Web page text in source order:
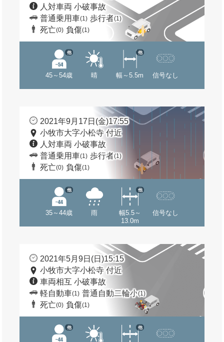
人対車両 小破事故
普通乗用車(1) 歩行者(1)
死亡(0) 負傷(1)
45～54歳
他
晴 幅～5.5m
他
信号なし
2021年9月17日(金)17:55
小牧市大字小松寺 付近
人対車両 小破事故
普通乗用車(1) 歩行者(1)
死亡(0) 負傷(1)
35～44歳
他
雨
幅5.5～
13.0m
他
信号なし
2021年5月9日(日)15:15
小牧市大字小松寺 付近
車両相互 小破事故
軽自動車(1) 普通自動二輪小(1)
死亡(0) 負傷(1)
他 他